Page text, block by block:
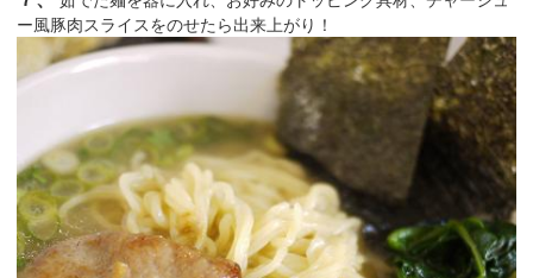
ー風豚肉スライスをのせたら出来上がり！